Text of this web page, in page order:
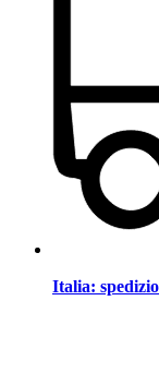
Italia: